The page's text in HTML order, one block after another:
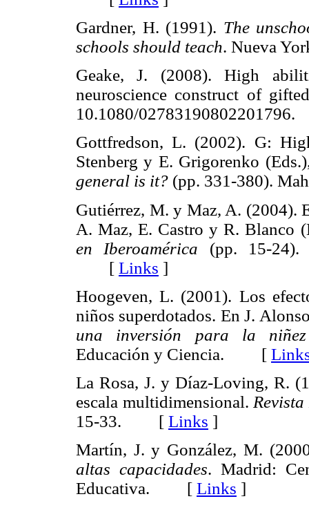
Gardner, H. (1991). The
schools should teach. Nueva
Geake, J. (2008). High
neuroscience construct of
10.1080/
Gottfredson, L. (2002). G:
Stenberg y E. Grigorenko
general is it? (pp. 331-380).
Gutiérrez, M. y Maz, A. (2004).
A. Maz, E. Castro y R. Blanco
en Iberoamérica (pp. 15-24).
[ Links ]
Hoogeven, L. (2001). Los
niños superdotados. En J.
una inversión para la niñez
Educación y Ciencia. [
La Rosa, J. y Díaz-Loving, R.
escala multidimensional.
15-33. [ Links ]
Martín, J. y González, M.
altas capacidades. Madrid:
Educativa. [ Links ]